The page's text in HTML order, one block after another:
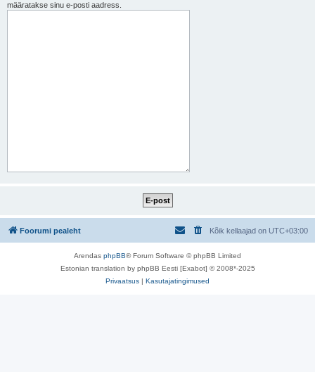
määratakse sinu e-posti aadress.
Foorumi pealeht Kõik kellaajad on UTC+03:00
Arendas phpBB® Forum Software © phpBB Limited
Estonian translation by phpBB Eesti [Exabot] © 2008*-2025
Privaatsus | Kasutajatingimused